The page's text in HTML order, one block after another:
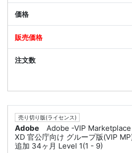
売り切り版(ライセンス)
Adobe
Adobe -VIP Marketplace
XD 官公庁向け グループ版(VIP
追加 34ヶ月 Level 1(1 - 9)